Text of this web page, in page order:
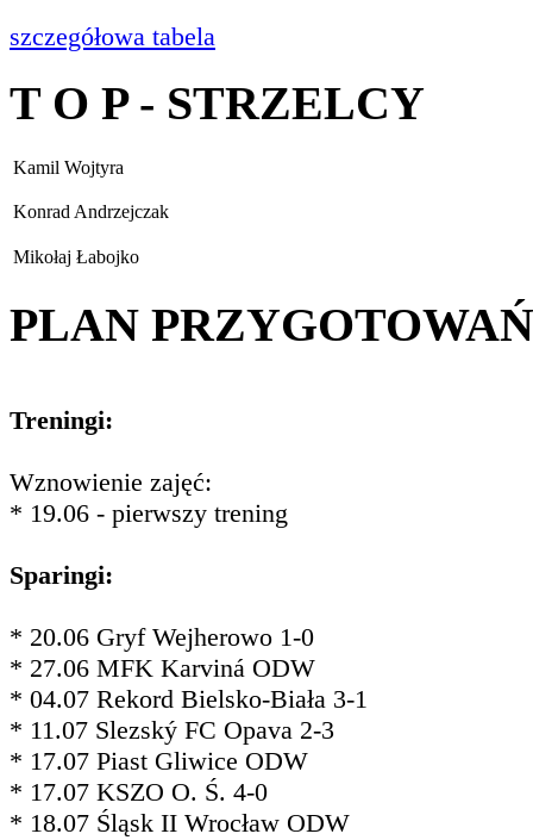
szczegółowa tabela
T O P - STRZELCY
Kamil Wojtyra
Konrad Andrzejczak
Mikołaj Łabojko
PLAN PRZYGOTOWAŃ
Treningi:
Wznowienie zajęć:
* 19.06 - pierwszy trening
Sparingi:
* 20.06 Gryf Wejherowo 1-0
* 27.06 MFK Karviná ODW
* 04.07 Rekord Bielsko-Biała 3-1
* 11.07 Slezský FC Opava 2-3
* 17.07 Piast Gliwice ODW
* 17.07 KSZO O. Ś. 4-0
* 18.07 Śląsk II Wrocław ODW